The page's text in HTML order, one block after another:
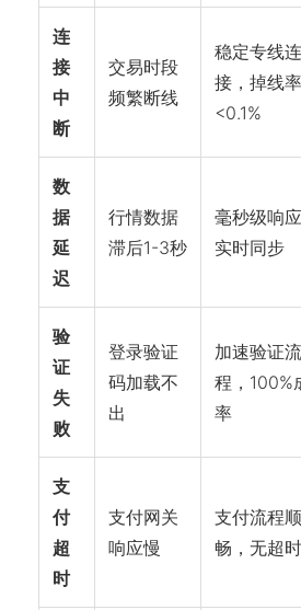
连
接
中
断
交易时段
频繁断线
稳定专线连
接，掉线率
<0.1%
数
据
延
迟
行情数据
滞后1-3秒
毫秒级响应
实时同步
验
证
失
败
登录验证
码加载不
出
加速验证流
程，100%
率
支
付
超
时
支付网关
响应慢
支付流程顺
畅，无超时